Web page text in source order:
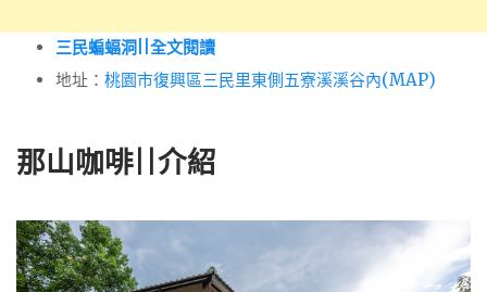
三民蝙蝠洞||全文閱讀
地址： 桃園市復興區三民里東側五寮溪溪谷內(MAP)
那山咖啡||介紹